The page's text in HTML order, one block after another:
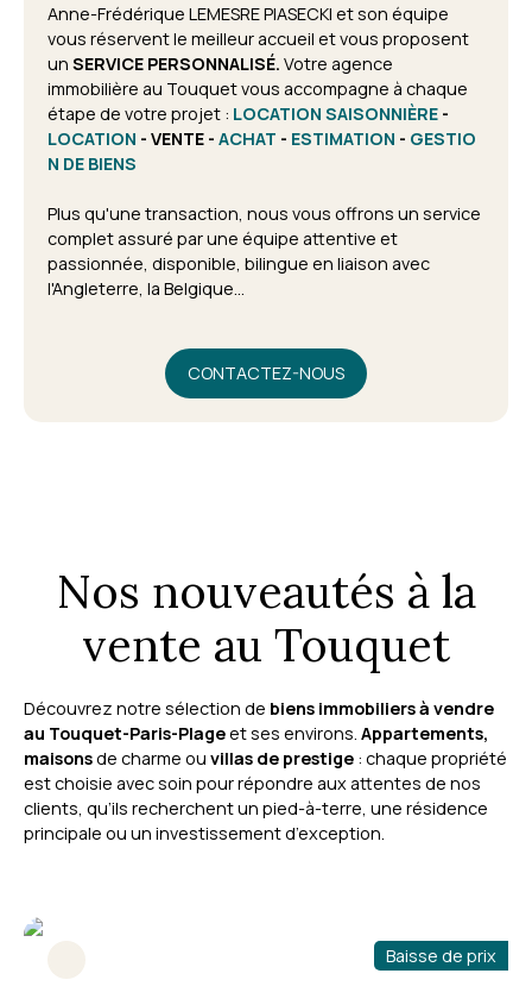
Anne-Frédérique LEMESRE PIASECKI et son équipe
vous réservent le meilleur accueil et vous proposent
un SERVICE PERSONNALISÉ. Votre agence
immobilière au Touquet vous accompagne à chaque
étape de votre projet : LOCATION SAISONNIÈRE -
LOCATION - VENTE - ACHAT - ESTIMATION - GESTIO
N DE BIENS
Plus qu'une transaction, nous vous offrons un service
complet assuré par une équipe attentive et
passionnée, disponible, bilingue en liaison avec
l'Angleterre, la Belgique...
CONTACTEZ-NOUS
Nos nouveautés à la
vente au Touquet
Découvrez notre sélection de biens immobiliers à vendre
au Touquet-Paris-Plageet ses environs. Appartements,
maisonsde charme ou villas de prestige : chaque propriété
est choisie avec soin pour répondre aux attentes de nos
clients, qu’ils recherchent un pied-à-terre, une résidence
principale ou un investissement d’exception.
Baisse de prix